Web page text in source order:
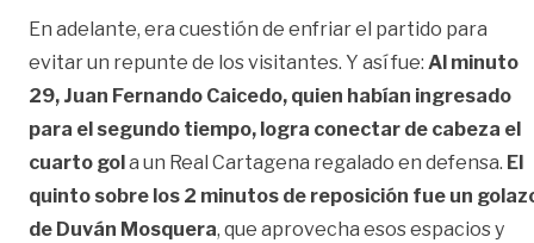
En adelante, era cuestión de enfriar el partido para
evitar un repunte de los visitantes. Y así fue: Al minuto
29, Juan Fernando Caicedo, quien habían ingresado
para el segundo tiempo, logra conectar de cabeza el
cuarto gola un Real Cartagena regalado en defensa. El
quinto sobre los 2 minutos de reposición fue un
de Duván Mosquera, que aprovecha esos espacios y